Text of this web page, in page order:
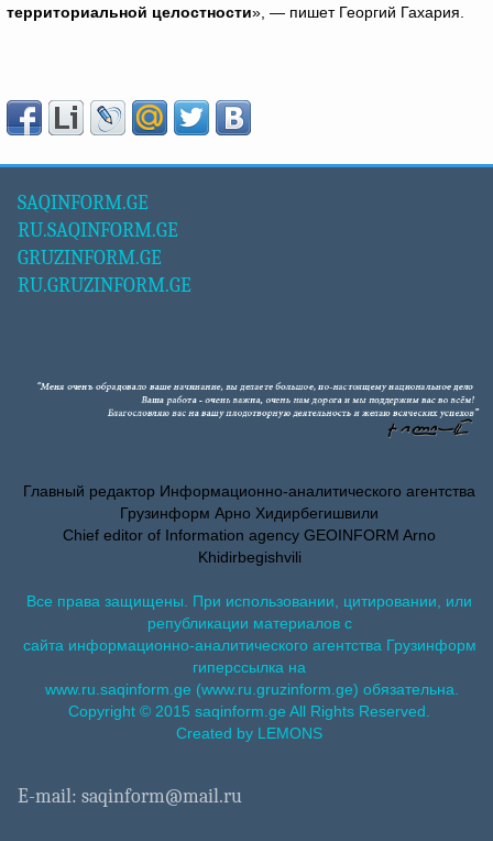
территориальной целостности», — пишет Георгий Гахария.
SAQINFORM.GE
RU.SAQINFORM.GE
GRUZINFORM.GE
RU.GRUZINFORM.GE
Главный редактор Информационно-аналитического агентства
Грузинформ Арно Хидирбегишвили
Chief editor of Information agency GEOINFORM Arno
Khidirbegishvili
Все права защищены. При использовании, цитировании, или
републикации материалов с
сайта информационно-аналитического агентства Грузинформ
гиперссылка на
www.ru.saqinform.ge (www.ru.gruzinform.ge) обязательна.
Copyright © 2015 saqinform.ge All Rights Reserved.
Created by LEMONS
E-mail: saqinform@mail.ru